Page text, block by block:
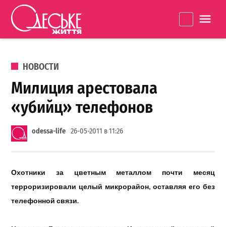
Перейти к содержанию
життя
ОПУБЛИКОВАНО В
НОВОСТИ
Милиция арестовала
«убийц» телефонов
odessa-life 26-05-2011 в 11:26
Охотники за цветным металлом почти месяц
терроризировали целый микрорайон, оставляя его без
телефонной связи.